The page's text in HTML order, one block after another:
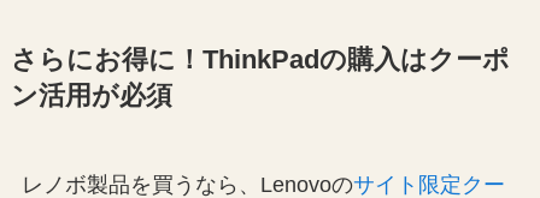
さらにお得に！ThinkPadの購入はクーポ
ン活用が必須
レノボ製品を買うなら、Lenovoのサイト限定クー